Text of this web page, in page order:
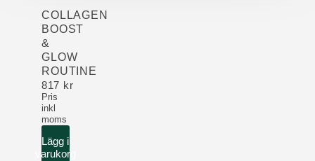
COLLAGEN
BOOST
&
GLOW
ROUTINE
Pris
inkl
moms
817 kr
Lägg i
varukorg